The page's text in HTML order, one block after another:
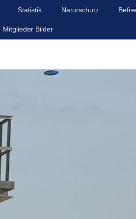
Statistik Naturschutz
Mitglieder Bilder